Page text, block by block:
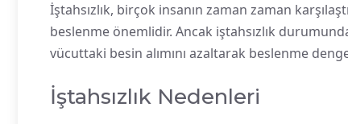
İştahsızlık, birçok insanın zaman zaman
beslenme önemlidir. Ancak iştahsızlık
vücuttaki besin alımını azaltarak beslenme
İştahsızlık Nedenleri